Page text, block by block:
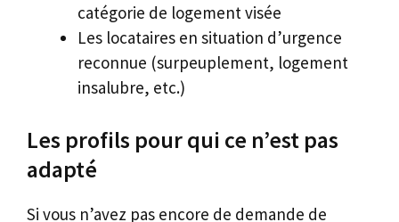
catégorie de logement visée
Les locataires en situation d’urgence
reconnue (surpeuplement, logement
insalubre, etc.)
Les profils pour qui ce n’est pas
adapté
Si vous n’avez pas encore de demande de